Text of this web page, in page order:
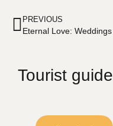
PREVIOUS
Tourist guide